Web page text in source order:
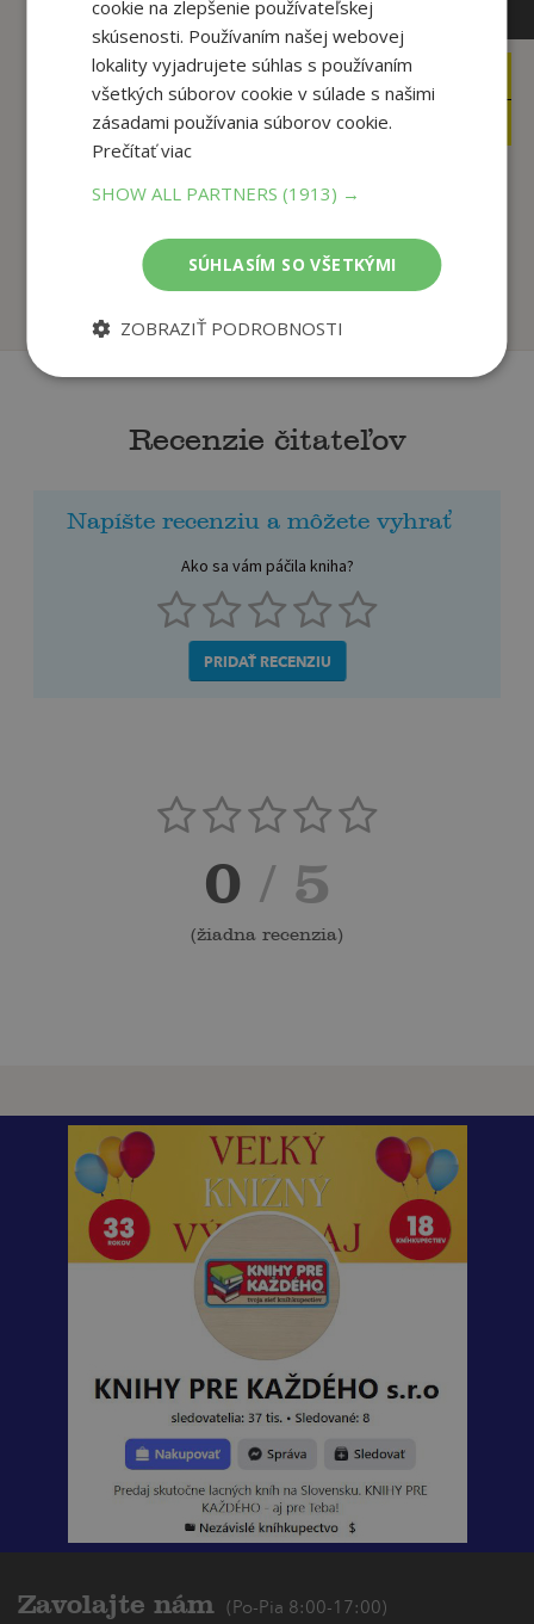
7
7,51€
Březinová Ivona Březinová Ivona
Na sklade
Recenzie čitateľov
Napíšte recenziu a môžete vyhrať
Ako sa vám páčila kniha?
PRIDAŤ RECENZIU
0 / 5
(žiadna recenzia)
Zavolajte nám (Po-Pia 8:00-17:00)
cookie na zlepšenie používateľskej
skúsenosti. Používaním našej webovej
lokality vyjadrujete súhlas s používaním
všetkých súborov cookie v súlade s našimi
zásadami používania súborov cookie.
Prečítať viac
SHOW ALL PARTNERS(1913) →
SÚHLASÍM SO VŠETKÝMI
ZOBRAZIŤ PODROBNOSTI